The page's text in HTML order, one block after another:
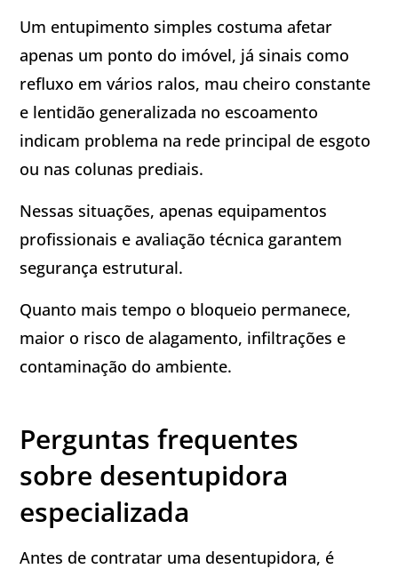
Um entupimento simples costuma afetar
apenas um ponto do imóvel, já sinais como
refluxo em vários ralos, mau cheiro constante
e lentidão generalizada no escoamento
indicam problema na rede principal de esgoto
ou nas colunas prediais.
Nessas situações, apenas equipamentos
profissionais e avaliação técnica garantem
segurança estrutural.
Quanto mais tempo o bloqueio permanece,
maior o risco de alagamento, infiltrações e
contaminação do ambiente.
Perguntas frequentes
sobre desentupidora
especializada
Antes de contratar uma desentupidora, é